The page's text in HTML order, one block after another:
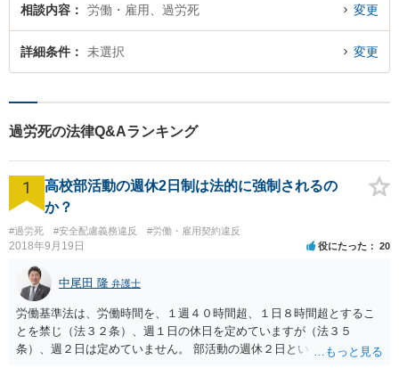
相談内容 労働・雇用、過労死 変更
詳細条件 未選択 変更
過労死の法律Q&Aランキング
1
高校部活動の週休2日制は法的に強制されるの
か？
#過労死 #安全配慮義務違反 #労働・雇用契約違反
2018年9月19日 役にたった 20
中尾田 隆 弁護士
労働基準法は、労働時間を、１週４０時間超、１日８時間超とするこ
とを禁じ（法３２条）、週１日の休日を定めていますが（法３５
条）、週２日は定めていません。 部活動の週休２日というのは、スポ